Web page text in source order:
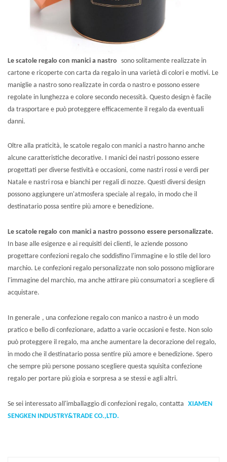
Le scatole regalo con manici a nastro sono solitamente realizzate in
cartone e ricoperte con carta da regalo in una varietà di colori e motivi. Le
maniglie a nastro sono realizzate in corda o nastro e possono essere
regolate in lunghezza e colore secondo necessità. Questo design è facile
da trasportare e può proteggere efficacemente il regalo da eventuali
danni.
Oltre alla praticità, le scatole regalo con manici a nastro hanno anche
alcune caratteristiche decorative. I manici dei nastri possono essere
progettati per diverse festività e occasioni, come nastri rossi e verdi per
Natale e nastri rosa e bianchi per regali di nozze. Questi diversi design
possono aggiungere un'atmosfera speciale al regalo, in modo che il
destinatario possa sentire più amore e benedizione.
Le scatole regalo con manici a nastro possono essere personalizzate.
In base alle esigenze e ai requisiti dei clienti, le aziende possono
progettare confezioni regalo che soddisfino l'immagine e lo stile del loro
marchio. Le confezioni regalo personalizzate non solo possono migliorare
l'immagine del marchio, ma anche attirare più consumatori a scegliere di
acquistare.
In generale , una confezione regalo con manico a nastro è un modo
pratico e bello di confezionare, adatto a varie occasioni e feste. Non solo
può proteggere il regalo, ma anche aumentare la decorazione del regalo,
in modo che il destinatario possa sentire più amore e benedizione. Spero
che sempre più persone possano scegliere questa squisita confezione
regalo per portare più gioia e sorpresa a se stessi e agli altri.
Se sei interessato all'imballaggio di confezioni regalo, contatta XIAMEN
SENGKEN INDUSTRY&TRADE CO.,LTD.